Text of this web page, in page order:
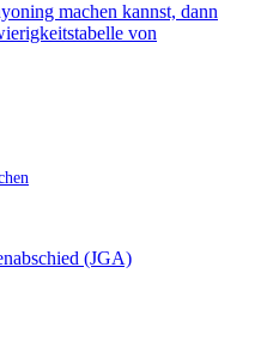
machen kannst, dann
von
(JGA)